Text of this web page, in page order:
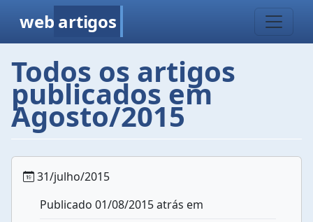
web artigos
Todos os artigos
publicados em
Agosto/2015
31/julho/2015
Publicado 01/08/2015 atrás em